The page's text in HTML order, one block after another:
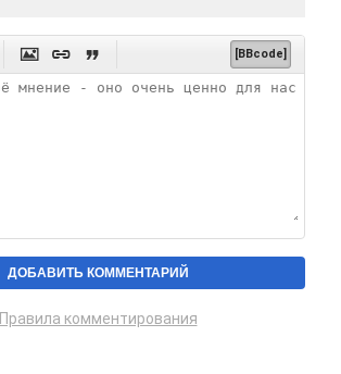
   [BBcode]
Правила комментирования